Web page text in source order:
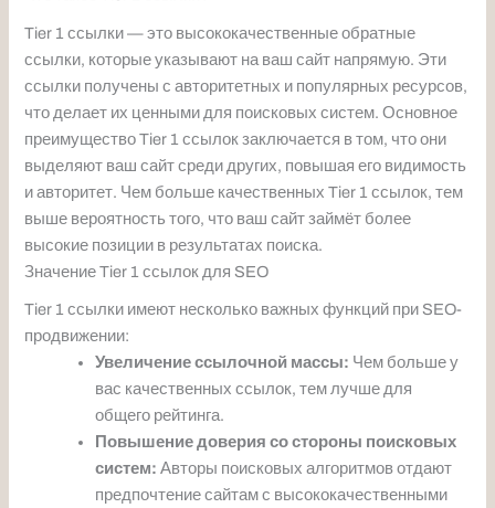
Tier 1 ссылки — это высококачественные обратные
ссылки, которые указывают на ваш сайт напрямую. Эти
ссылки получены с авторитетных и популярных ресурсов,
что делает их ценными для поисковых систем. Основное
преимущество Tier 1 ссылок заключается в том, что они
выделяют ваш сайт среди других, повышая его видимость
и авторитет. Чем больше качественных Tier 1 ссылок, тем
выше вероятность того, что ваш сайт займёт более
высокие позиции в результатах поиска.
Значение Tier 1 ссылок для SEO
Tier 1 ссылки имеют несколько важных функций при SEO-
продвижении:
Увеличение ссылочной массы: Чем больше у
вас качественных ссылок, тем лучше для
общего рейтинга.
Повышение доверия со стороны поисковых
систем: Авторы поисковых алгоритмов отдают
предпочтение сайтам с высококачественными